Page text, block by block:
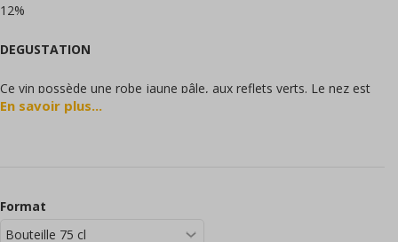
12%
DEGUSTATION
Ce vin possède une robe jaune pâle, aux reflets verts. Le nez est
explosif et fruité, révélant des notes de poire et fruits exotiques
au nez. Ce Chardonnay révèle une touche briochée élégante, à la
En savoir plus...
Format